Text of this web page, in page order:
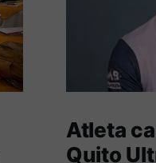
Atleta
Quito